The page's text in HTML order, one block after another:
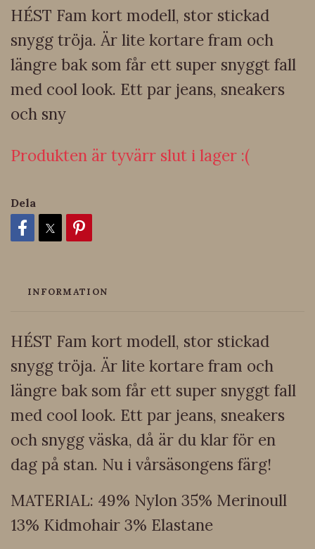
HÉST Fam kort modell, stor stickad
snygg tröja. Är lite kortare fram och
längre bak som får ett super snyggt fall
med cool look. Ett par jeans, sneakers
och sny
Produkten är tyvärr slut i lager :(
Dela
INFORMATION
HÉST Fam kort modell, stor stickad
snygg tröja. Är lite kortare fram och
längre bak som får ett super snyggt fall
med cool look. Ett par jeans, sneakers
och snygg väska, då är du klar för en
dag på stan. Nu i vårsäsongens färg!
MATERIAL: 49% Nylon 35% Merinoull
13% Kidmohair 3% Elastane